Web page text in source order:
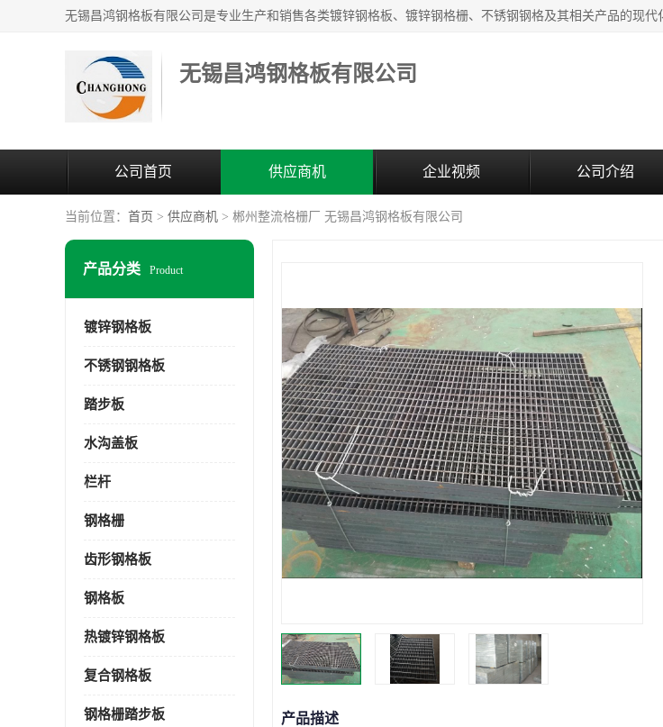
无锡昌鸿钢格板有限公司
公司首页 供应商机 企业视频 公司介绍
当前位置： 首页 > 供应商机 > 郴州整流格栅厂 无锡昌鸿钢格板有限公司
产品分类 Product
镀锌钢格板
不锈钢钢格板
踏步板
水沟盖板
栏杆
钢格栅
齿形钢格板
钢格板
热镀锌钢格板
复合钢格板
钢格栅踏步板 产品描述